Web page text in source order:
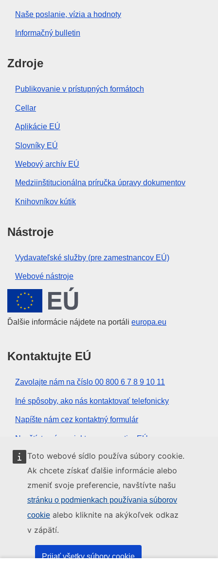
Toto webové sídlo používa súbory cookie.
Ak chcete získať ďalšie informácie alebo
zmeniť svoje preferencie, navštívte našu
stránku o podmienkach používania súborov
cookie alebo kliknite na akýkoľvek odkaz
v zápätí.
Prijať všetky súbory cookie
Naše poslanie, vízia a hodnoty
Informačný bulletin
Zdroje
Publikovanie v prístupných formátoch
Cellar
Aplikácie EÚ
Slovníky EÚ
Webový archív EÚ
Medziinštitucionálna príručka úpravy dokumentov
Knihovníkov kútik
Nástroje
Vydavateľské služby (pre zamestnancov EÚ)
Webové nástroje
Európska únia
Ďalšie informácie nájdete na portáli europa.eu
Kontaktujte EÚ
Zavolajte nám na číslo 00 800 6 7 8 9 10 11
Iné spôsoby, ako nás kontaktovať telefonicky
Napíšte nám cez kontaktný formulár
Navštívte nás v niektorom z centier EÚ
Sociálne médiá
Inštitúcie a orgány EÚ